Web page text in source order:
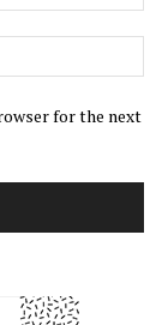
for the next